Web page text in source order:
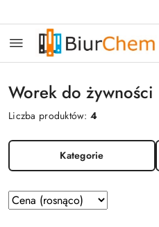
Worek do żywności
Liczba produktów:4
Kategorie
Zastosowano
sortowanie:
Sortuj
według